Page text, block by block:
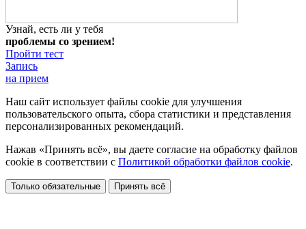
Узнай, есть ли у тебя
проблемы со зрением!
Пройти тест
Запись
на прием
Наш сайт использует файлы cookie для улучшения
пользовательского опыта, сбора статистики и представления
персонализированных рекомендаций.
Нажав «Принять всё», вы даете согласие на обработку файлов
cookie в соответствии с Политикой обработки файлов cookie.
Только обязательные Принять всё